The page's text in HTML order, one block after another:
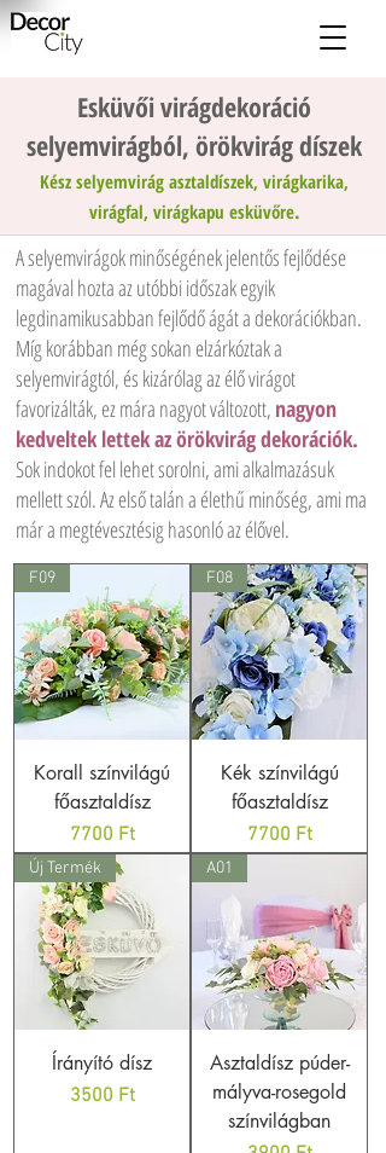
Esküvői virágdekoráció
selyemvirágból, örökvirág díszek
Kész selyemvirág asztaldíszek, virágkarika,
virágfal, virágkapu esküvőre.
A selyemvirágok minőségének jelentős fejlődése
magával hozta az utóbbi időszak egyik
legdinamikusabban fejlődő ágát a dekorációkban.
Míg korábban még sokan elzárkóztak a
selyemvirágtól, és kizárólag az élő virágot
favorizálták, ez mára nagyot változott, nagyon
kedveltek lettek az örökvirág dekorációk.
Sok indokot fel lehet sorolni, ami alkalmazásuk
mellett szól. Az első talán a élethű minőség, ami ma
már a megtévesztésig hasonló az élővel.
F09
Korall színvilágú
főasztaldísz
Ár
7700 Ft
F08
Kék színvilágú
főasztaldísz
Ár
7700 Ft
Új Termék
Írányító dísz
Ár
3500 Ft
A01
Asztaldísz púder-
mályva-rosegold
színvilágban